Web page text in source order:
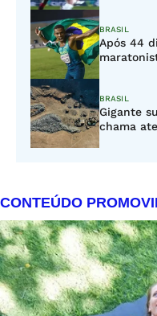
BRASIL
Após 44
BRASIL
Gigante
chama